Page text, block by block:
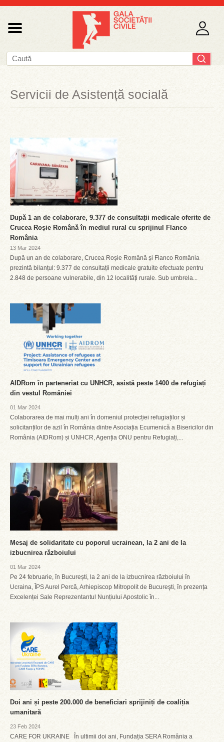
Servicii de Asistență socială
După 1 an de colaborare, 9.377 de consultații medicale oferite de
Crucea Roșie Română în mediul rural cu sprijinul Flanco
România
13 Mar 2024
După un an de colaborare, Crucea Roșie Română și Flanco România
prezintă bilanțul: 9.377 de consultații medicale gratuite efectuate pentru
2.848 de persoane vulnerabile, din 12 localități rurale. Sub umbrela...
AIDRom în parteneriat cu UNHCR, asistă peste 1400 de refugiați
din vestul României
01 Mar 2024
Colaborarea de mai mulți ani în domeniul protecției refugiaților și
solicitanților de azil în România dintre Asociația Ecumenică a Bisericilor din
România (AIDRom) și UNHCR, Agenția ONU pentru Refugiați,...
Mesaj de solidaritate cu poporul ucrainean, la 2 ani de la
izbucnirea războiului
01 Mar 2024
Pe 24 februarie, în București, la 2 ani de la izbucnirea războiului în
Ucraina, ÎPS Aurel Percă, Arhiepiscop Mitropolit de Bucureşti, în prezența
Excelenței Sale Reprezentantul Nunțiului Apostolic în...
Doi ani și peste 200.000 de beneficiari sprijiniți de coaliția
umanitară
23 Feb 2024
CARE FOR UKRAINE În ultimii doi ani, Fundația SERA România a